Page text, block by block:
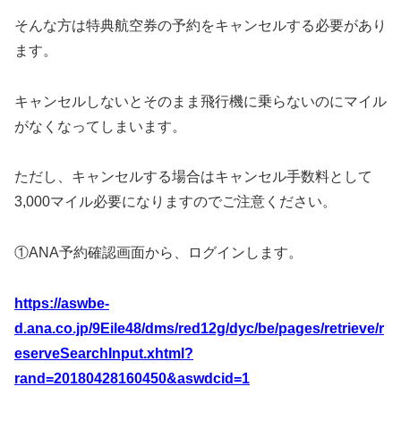
そんな方は特典航空券の予約をキャンセルする必要があり
ます。
キャンセルしないとそのまま飛行機に乗らないのにマイル
がなくなってしまいます。
ただし、キャンセルする場合はキャンセル手数料として
3,000マイル必要になりますのでご注意ください。
①ANA予約確認画面から、ログインします。
https://aswbe-
d.ana.co.jp/9Eile48/dms/red12g/dyc/be/pages/retrieve/r
eserveSearchInput.xhtml?
rand=20180428160450&aswdcid=1